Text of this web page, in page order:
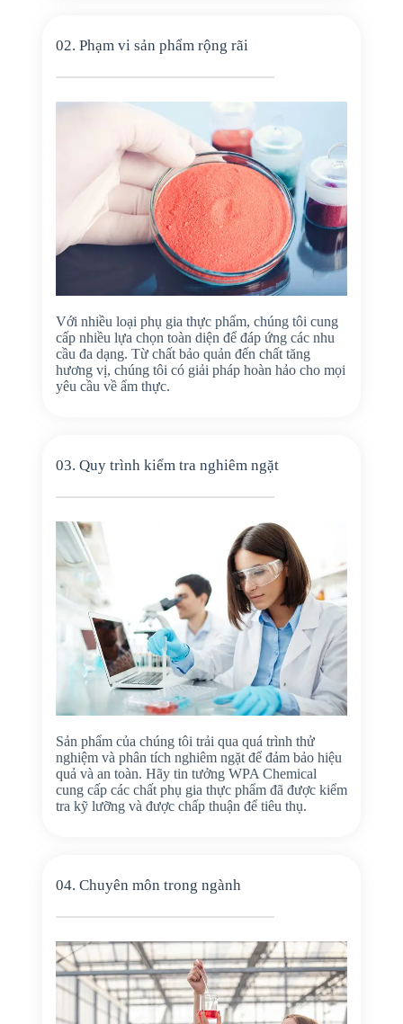
02. Phạm vi sản phẩm rộng rãi
Với nhiều loại phụ gia thực phẩm, chúng tôi cung
cấp nhiều lựa chọn toàn diện để đáp ứng các nhu
cầu đa dạng. Từ chất bảo quản đến chất tăng
hương vị, chúng tôi có giải pháp hoàn hảo cho mọi
yêu cầu về ẩm thực.
03. Quy trình kiểm tra nghiêm ngặt
Sản phẩm của chúng tôi trải qua quá trình thử
nghiệm và phân tích nghiêm ngặt để đảm bảo hiệu
quả và an toàn. Hãy tin tưởng WPA Chemical
cung cấp các chất phụ gia thực phẩm đã được kiểm
tra kỹ lưỡng và được chấp thuận để tiêu thụ.
04. Chuyên môn trong ngành